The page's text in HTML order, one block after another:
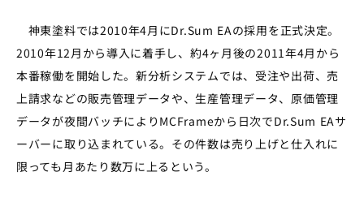
神東塗料では2010年4月にDr.Sum EAの採用を正式決定。
2010年12月から導入に着手し、約4ヶ月後の2011年4月から
本番稼働を開始した。新分析システムでは、受注や出荷、売
上請求などの販売管理データや、生産管理データ、原価管理
データが夜間バッチによりMCFrameから日次でDr.Sum EAサ
ーバーに取り込まれている。その件数は売り上げと仕入れに
限っても月あたり数万に上るという。